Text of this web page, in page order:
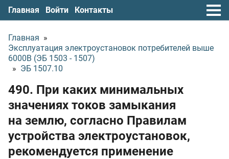
Главная Войти Контакты
Главная »
Эксплуатация электроустановок потребителей выше
6000В (ЭБ 1503 - 1507)
» ЭБ 1507.10
490. При каких минимальных
значениях токов замыкания
на землю, согласно Правилам
устройства электроустановок,
рекомендуется применение